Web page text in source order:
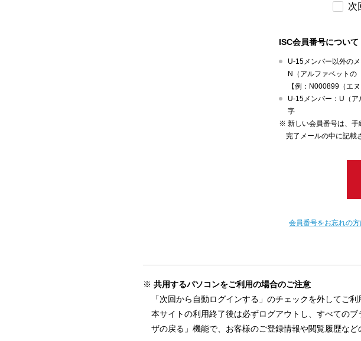
次
ISC会員番号について
U-15メンバー以外のメ
N（アルファベットの
【例：N000899（エ
U-15メンバー：U（
字
新しい会員番号は、
完了メールの中に記載
会員番号をお忘れの方
共用するパソコンをご利用の場合のご注意
「次回から自動ログインする」のチェックを外してご利
本サイトの利用終了後は必ずログアウトし、すべての
ザの戻る」機能で、お客様のご登録情報や閲覧履歴な